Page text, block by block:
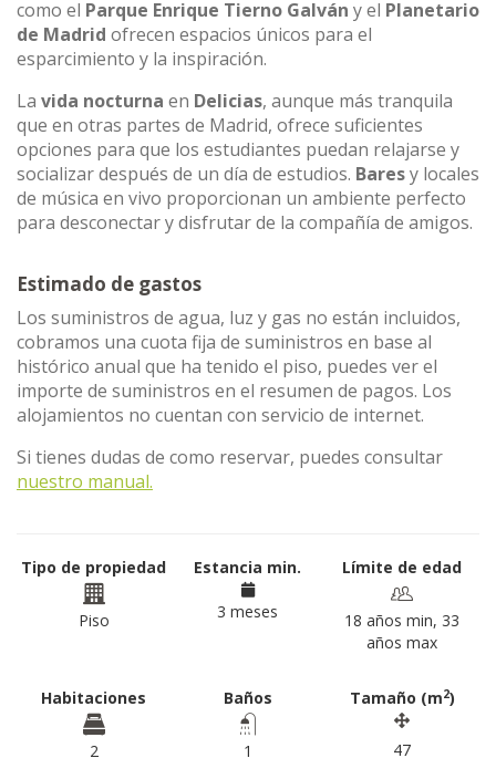
como el Parque Enrique Tierno Galván y el Planetario
de Madrid ofrecen espacios únicos para el
esparcimiento y la inspiración.
La vida nocturna en Delicias, aunque más tranquila
que en otras partes de Madrid, ofrece suficientes
opciones para que los estudiantes puedan relajarse y
socializar después de un día de estudios. Baresy locales
de música en vivo proporcionan un ambiente perfecto
para desconectar y disfrutar de la compañía de amigos.
Estimado de gastos
Los suministros de agua, luz y gas no están incluidos,
cobramos una cuota fija de suministros en base al
histórico anual que ha tenido el piso, puedes ver el
importe de suministros en el resumen de pagos. Los
alojamientos no cuentan con servicio de internet.
Si tienes dudas de como reservar, puedes consultar
nuestro manual.
Tipo de propiedad
Piso
Estancia min.
3 meses
Límite de edad
18 años min, 33
años max
Habitaciones
2
Baños
1
Tamaño (m2)
47